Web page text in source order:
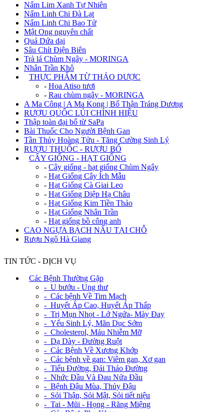
Nấm Lim Xanh Tự Nhiên
Nấm Linh Chi Đà Lạt
Nấm Linh Chi Bao Tử
Mật Ong nguyên chất
Quả Dứa dại
Sâu Chít Điện Biên
Trà lá Chùm Ngây - MORINGA
Nhân Trần Khô
THỰC PHẨM TỪ THẢO DƯỢC
- Hoa Atiso tươi
- Rau chùm ngây - MORINGA
A Ma Công | A Ma Kong | Bổ Thận Tráng Dương
RƯỢU QUỐC LỦI CHÍNH HIỆU
Thập toàn đại bổ từ SaPa
Bài Thuốc Cho Người Bệnh Gan
Tần Thủy Hoàng Tửu - Tăng Cường Sinh Lý
RƯỢU THUỐC - RƯỢU BỔ
CÂY GIỐNG - HẠT GIỐNG
- Cây giống - hạt giống Chùm Ngây
- Hạt Giống Cây Ích Mẫu
- Hạt Giống Cà Giai Leo
- Hạt Giống Diệp Hạ Châu
- Hạt Giống Kim Tiền Thảo
- Hạt Giống Nhân Trần
- Hạt giống bồ công anh
CAO NGỰA BẠCH NẤU TẠI CHỖ
Rượu Ngô Hà Giang
TIN TỨC - DỊCH VỤ
Các Bệnh Thường Gặp
- U bướu - Ung thư
- Các bệnh Về Tim Mạch
- Huyết Áp Cao, Huyết Áp Thấp
- Trị Mụn Nhọt - Lở Ngứa- Mày Đay
- Yếu Sinh Lý, Mãn Dục Sớm
- Cholesterol, Máu Nhiễm Mỡ
- Dạ Dày - Đường Ruột
- Các Bệnh Về Xương Khớp
- Các bệnh về gan: Viêm gan, Xơ gan
- Tiểu Đường, Đái Tháo Đường
- Nhức Đầu Và Đau Nửa Đầu
- Bệnh Đậu Mùa, Thủy Đậu
- Sỏi Thận, Sỏi Mật, Sỏi tiết niệu
- Tai - Mũi - Họng - Răng Miệng